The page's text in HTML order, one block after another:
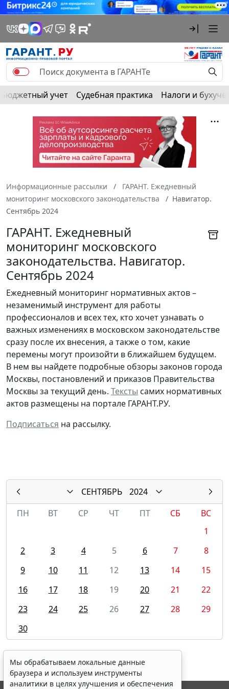
Бюджетный учет Судебная практика Налоги и
Информационные рассылки
ГАРАНТ. Ежедневный
мониторинг московского законодательства
Навигатор.
Сентябрь 2024
ГАРАНТ. Ежедневный
мониторинг московского
законодательства. Навигатор.
Сентябрь 2024
Ежедневный мониторинг нормативных актов –
незаменимый инструмент для работы
профессионалов и всех тех, кто хочет узнавать о
важных изменениях в московском законодательстве
сразу после их внесения, а также о том, какие
перемены могут произойти в ближайшем будущем.
В нем вы найдете подробные обзоры законов города
Москвы, постановлений и приказов Правительства
Москвы за текущий день. Тексты самих нормативных
актов размещены на портале ГАРАНТ.РУ.
Подписаться на рассылку.
СЕНТЯБРЬ
2024
ПН
ВТ СР ЧТ ПТ СБ
ВС
1
2
3 4 5 6 7
8
9
10 11 12 13 14
15
16
17 18 19 20 21
22
23
24 25 26 27 28
29
30
Мы обрабатываем локальные данные
браузера и используем инструменты
аналитики в целях улучшения и обеспечения